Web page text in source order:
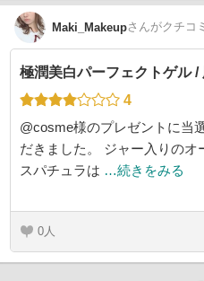
Maki_Makeupさんがクチコ
極潤美白パーフェクトゲル /
4
@cosme様のプレゼントに当
だきました。 ジャー入りのオ
スパチュラは …続きをみる
0